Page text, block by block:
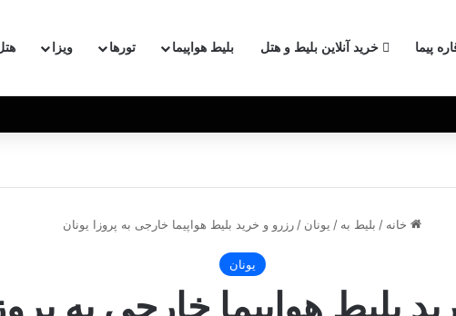
پیما خرید آنلاین بلیط و هتل بلیط هواپیما تورها ویزا
خانه / بلیط به / یونان / رزرو و خرید بلیط هواپیما خارجی به پروزا یونان
یونان
بلیط هواپیما خارجی به